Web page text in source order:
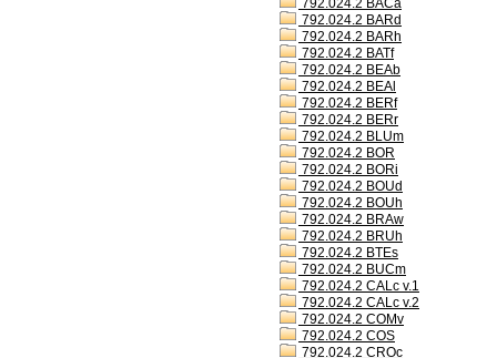
792.024.2 BACa
792.024.2 BARd
792.024.2 BARh
792.024.2 BATf
792.024.2 BEAb
792.024.2 BEAl
792.024.2 BERf
792.024.2 BERr
792.024.2 BLUm
792.024.2 BOR
792.024.2 BORi
792.024.2 BOUd
792.024.2 BOUh
792.024.2 BRAw
792.024.2 BRUh
792.024.2 BTEs
792.024.2 BUCm
792.024.2 CALc v.1
792.024.2 CALc v.2
792.024.2 COMv
792.024.2 COS
792.024.2 CROc